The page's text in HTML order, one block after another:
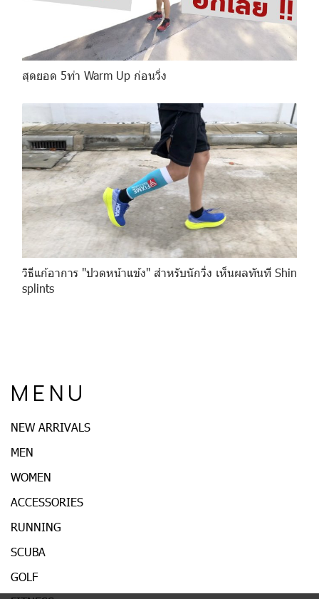
สุดยอด 5ท่า Warm Up ก่อนวิ่ง
วิธีแก้อาการ "ปวดหน้าแข้ง" สำหรับนักวิ่ง เห็นผลทันที Shin
splints
M E N U
NEW ARRIVALS
MEN
WOMEN
ACCESSORIES
RUNNING
SCUBA
GOLF